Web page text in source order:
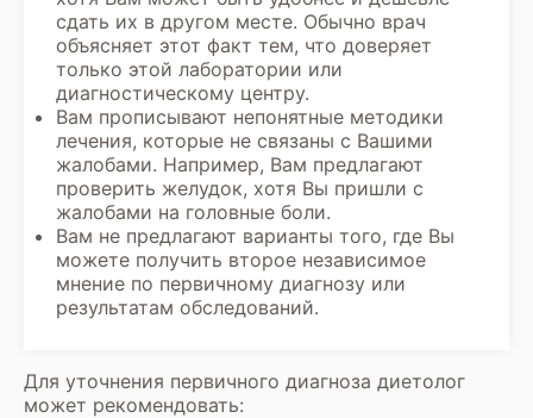
сдать их в другом месте. Обычно врач
объясняет этот факт тем, что доверяет
только этой лаборатории или
диагностическому центру.
Вам прописывают непонятные методики
лечения, которые не связаны с Вашими
жалобами. Например, Вам предлагают
проверить желудок, хотя Вы пришли с
жалобами на головные боли.
Вам не предлагают варианты того, где Вы
можете получить второе независимое
мнение по первичному диагнозу или
результатам обследований.
Для уточнения первичного диагноза диетолог
может рекомендовать: